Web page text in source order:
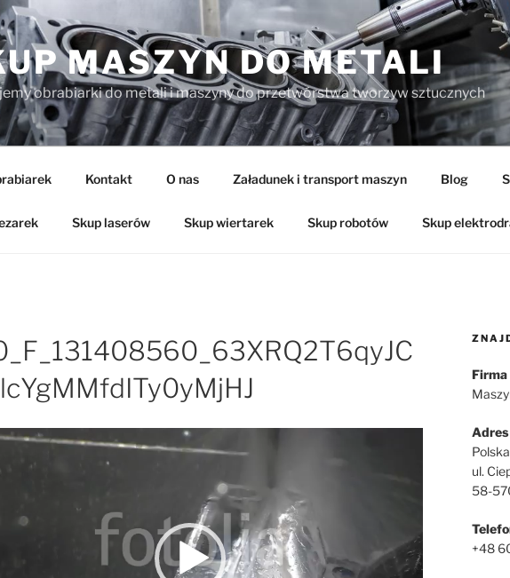
MASZYN DO METALI
obrabiarki do metali i maszyny do przetwórstwa tworzyw sztucznych
Kontakt O nas Załadunek i transport maszyn Blog
Skup laserów Skup wiertarek Skup robotów Skup
Firma
Adres
Polska
ul.
58-
+48